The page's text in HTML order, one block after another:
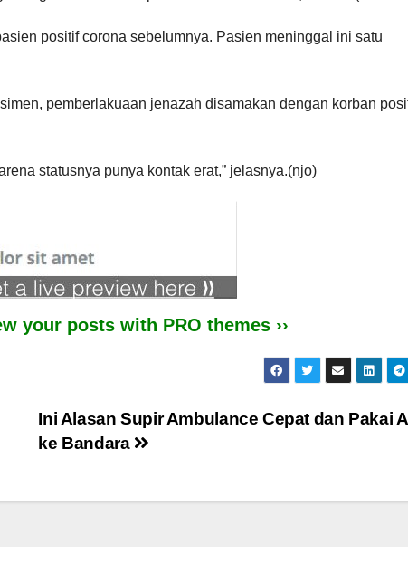
positif corona sebelumnya. Pasien meninggal ini satu
pemberlakuaan jenazah disamakan dengan korban
statusnya punya kontak erat,” jelasnya.(njo)
your posts with PRO themes ››
Ini Alasan Supir Ambulance Cepat dan Pakai
ke Bandara